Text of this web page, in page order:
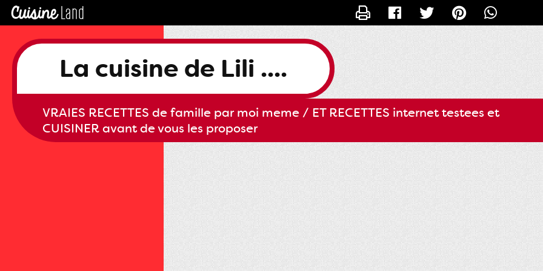
La cuisine de Lili ....
VRAIES RECETTES de famille par moi meme / ET RECETTES internet testees et
CUISINER avant de vous les proposer
CONTACTER SLILI34